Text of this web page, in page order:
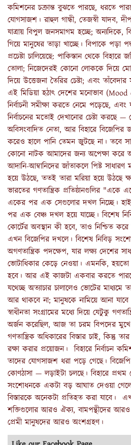
কমিশনের চক্রান্ত বুঝতে পারছে, ধরতে
যোগসাজশ। রাহুল গান্ধী, তেজস্বী যাদব,
যাত্রায় বিপুল জনসমাগম হচ্ছে; অন্যদিকে,
গিয়ে মানুষের তাড়া খাচ্ছে। বিপাকে পড়া
প্রচেষ্টা চালিয়েছে: পাকিস্তান থেকে
তোলা; নিজেদেরই কোনো লোককে দিয়ে
দিয়ে উত্তেজনা তৈরির চেষ্টা; এবং
এই মিডিয়া হঠাৎ দেশের মনোভাব
নির্বাচনী সমীক্ষা করতে নেমে পড়েছে,
নির্বাচনের মতোই দেখানোর চেষ্টা করছে
অবিসংবাদিত নেতা, আর বিহারে
করেও হালে পানি তেমন জুটছে না।
কোনো নাটক আমাদের জন্য অপেক্ষা করে
আদানি-আম্বানিদের জাঁতাকলে পিষ্ট
হয়ে উঠছে, ততই তারা মরিয়া হয়ে উঠছে
ভারতের গণতান্ত্রিক প্রতিষ্ঠানগুলির "একে
একের পর এক সেগুলোর দখল নিচ্ছে।
পর এক বেঞ্চ দখল হয়ে যাচ্ছে। বিশেষ
কোর্টের অবস্থান কী হবে, তাও নিশ্চিত
এখন বিজেপির দখলে। বিশেষ নিবিড়
অগণতান্ত্রিক পদক্ষেপ, যার লক্ষ্য দেশের
ভোটাধিকার কেড়ে নেওয়া। এমনকি, হয়তো
হবে। আর এই কাজটা একবার করতে
যথেচ্ছ অত্যাচার চালালেও ভোটের মাধ্যমে
আর থাকবে না; মানুষকে নামিয়ে আনা যাবে
স্বাধীনতা সংগ্রামের মধ্যে দিয়ে যেটুকু
অর্জন করেছিল, আজ তা চরম বিপদের
গণতান্ত্রিক অধিকারের বিস্তার চাই, কিন্তু
রক্ষা করার প্রয়োজন। বিহারে নির্বাচন
তাদের যোগসাজশ ধরা পড়ে গেছে।
কোণঠাসা — লড়াইটা চলছে। বিহারে প্রথম
সংশোধনকে একটা বড় আঘাত দেওয়া
বিস্তারকে অনেকটা প্রতিহত করা যাবে।
শক্তিগুলোর আরও ঐক্য, বামপন্থীদের আরও
প্রেমী মানুষদের আরও অংশগ্রহণ।